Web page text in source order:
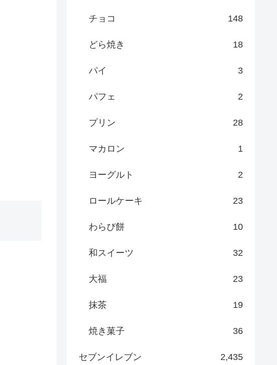
チョコ 148
どら焼き 18
パイ 3
パフェ 2
プリン 28
マカロン 1
ヨーグルト 2
ロールケーキ 23
わらび餅 10
和スイーツ 32
大福 23
抹茶 19
焼き菓子 36
セブンイレブン 2,435